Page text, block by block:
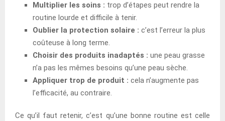
Multiplier les soins : trop d’étapes peut rendre la
routine lourde et difficile à tenir.
Oublier la protection solaire : c’est l’erreur la plus
coûteuse à long terme.
Choisir des produits inadaptés : une peau grasse
n’a pas les mêmes besoins qu’une peau sèche.
Appliquer trop de produit : cela n’augmente pas
l’efficacité, au contraire.
Ce qu’il faut retenir, c’est qu’une bonne routine est celle